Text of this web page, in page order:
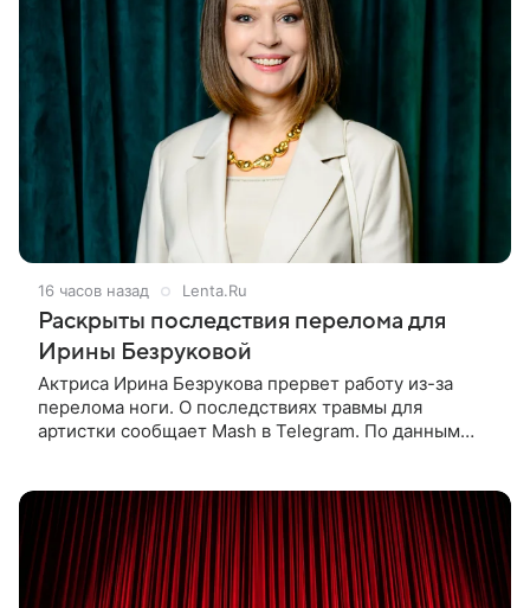
16 часов назад Lenta.Ru
Раскрыты последствия перелома для
Ирины Безруковой
Актриса Ирина Безрукова прервет работу из-за
перелома ноги. О последствиях травмы для
артистки сообщает Mash в Telegram. По данным